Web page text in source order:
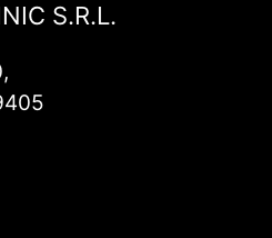
S.R.L.